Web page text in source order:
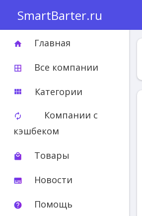
SmartBarter.ru
home Главная
border_all Все компании
view_module Категории
autorenew
Компании с
кэшбеком
local_mall Товары
subtitles Новости
help Помощь